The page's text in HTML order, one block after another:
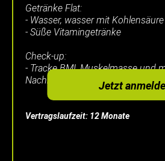
Getränke Flat:
- Wasser, wasser mit Kohlensäure
- Süße Vitamingetränke
Check-up:
- Tracke BMI, Muskelmasse und
Nachher-Vergleich in unserer App
Vertragslaufzeit: 12 Monate
Jetzt